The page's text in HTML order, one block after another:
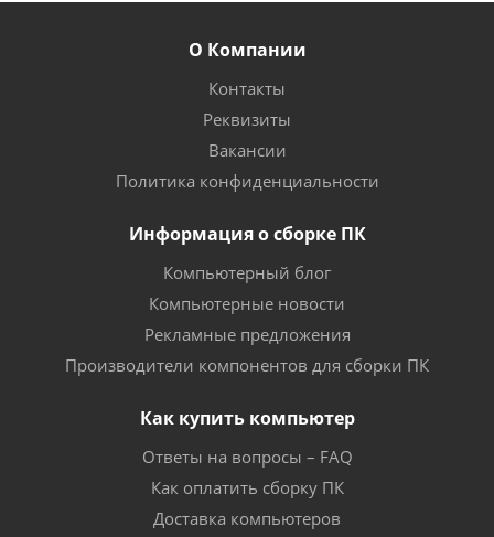
О Компании
Контакты
Реквизиты
Вакансии
Политика конфиденциальности
Информация о сборке ПК
Компьютерный блог
Компьютерные новости
Рекламные предложения
Производители компонентов для сборки ПК
Как купить компьютер
Ответы на вопросы – FAQ
Как оплатить сборку ПК
Доставка компьютеров